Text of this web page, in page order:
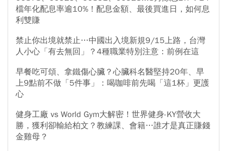
檔年化配息率逾10%！配息金額、最後買進日，如何息
利雙賺
禁止你出境就禁止…中國出入境新規9/15上路，台灣
人小心「有去無回」？4種職業特別注意：前例在這
早餐吃可頌、拿鐵傷心臟？心臟科名醫堅持20年、早
上9點前不做「5件事」：喝咖啡前先喝「這1杯」更護
心
健身工廠 vs World Gym大解密！世界健身-KY營收大
勝，獲利卻輸給柏文？教練課、會籍…誰才是真正賺錢
金雞母？